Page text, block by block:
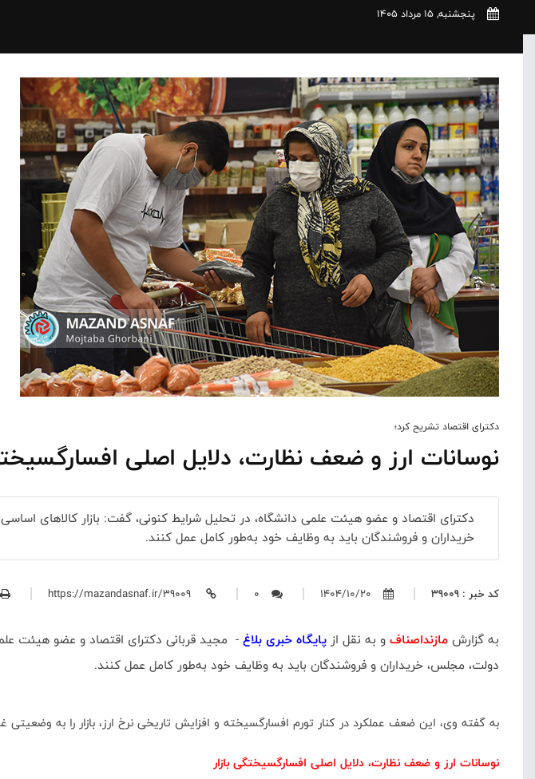
پنجشنبه, 15 مرداد 1405
دکترای اقتصاد تشریح کرد؛
نوسانات ارز و ضعف نظارت، دلایل اصلی
دکترای اقتصاد و عضو هیئت علمی دانشگاه، در تحلیل شرایط کنونی، گفت: بازار کالاهای
خریداران و فروشندگان باید به وظایف خود به‌طور کامل عمل کنند.
کد خبر : 39009 1404/10/20
0
به گزارش مازنداصنافو به نقل ازپایگاه خبری بلاغ- مجید قربانی دکترای اقتصاد و عضو هیئت
دولت، مجلس، خریداران و فروشندگان باید به وظایف خود به‌طور کامل عمل کنند.
به گفته وی، این ضعف عملکرد در کنار تورم افسارگسیخته و افزایش تاریخی نرخ ارز، بازار را به وضعیتی
نوسانات ارز و ضعف نظارت، دلایل اصلی افسارگسیختگی بازار